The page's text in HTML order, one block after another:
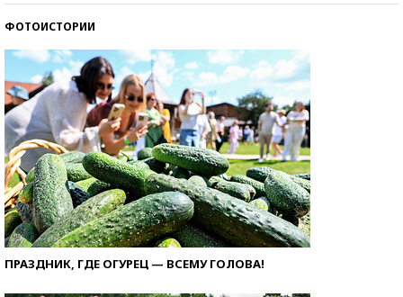
ФОТОИСТОРИИ
ПРАЗДНИК, ГДЕ ОГУРЕЦ — ВСЕМУ ГОЛОВА!